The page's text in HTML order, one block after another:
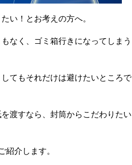
い！とお考えの方へ。
なく、ゴミ箱行きになってしまう
てもそれだけは避けたいところで
渡すなら、封筒からこだわりたい
紹介します。